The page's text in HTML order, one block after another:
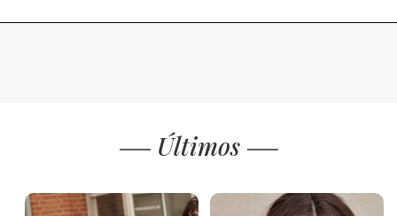
Últimos